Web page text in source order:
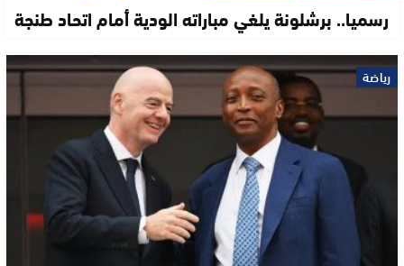
رسميا.. برشلونة يلغي مباراته الودية أمام اتحاد طنجة
رياضة